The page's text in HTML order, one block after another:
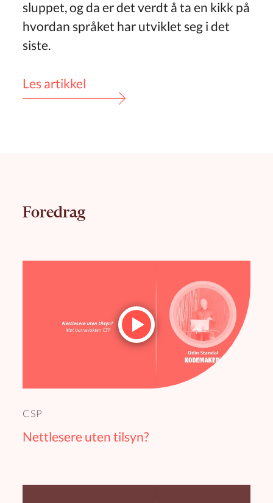
sluppet, og da er det verdt å ta en kikk på
hvordan språket har utviklet seg i det
siste.
Les artikkel
Foredrag
CSP
Nettlesere uten tilsyn?